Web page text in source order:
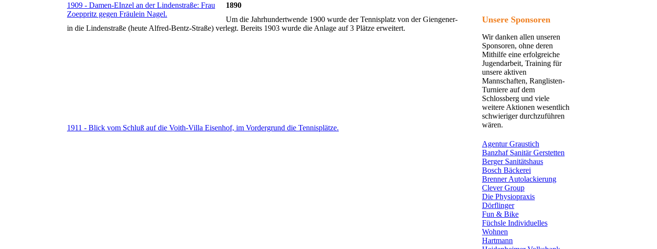
1909 - Damen-EInzel an der Lindenstraße: Frau
Zoeppritz gegen Fräulein Nagel.
1890
Um die Jahrhundertwende 1900 wurde der Tennisplatz von der Giengener-
in die Lindenstraße (heute Alfred-Bentz-Straße) verlegt. Bereits 1903 wurde die Anlage auf 3 Plätze erweitert.
1911 - Blick vom Schluß auf die Voith-Villa Eisenhof, im Vordergrund die Tennisplätze.
Unsere Sponsoren
Wir danken allen unseren
Sponsoren, ohne deren
Mithilfe eine erfolgreiche
Jugendarbeit, Training für
unsere aktiven
Mannschaften, Ranglisten-
Turniere auf dem
Schlossberg und viele
weitere Aktionen wesentlich
schwieriger durchzuführen
wären.
Agentur Graustich
Banzhaf Sanitär Gerstetten
Berger Sanitätshaus
Bosch Bäckerei
Brenner Autolackierung
Clever Group
Die Physiopraxis
Dörflinger
Fun & Bike
Füchsle Individuelles
Wohnen
Hartmann